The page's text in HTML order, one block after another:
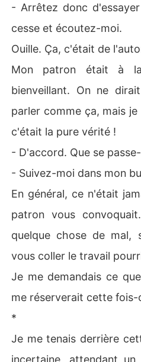
- Arrêtez donc
cesse et écoutez-moi.
Ouille. Ça, c'était de
Mon patron était à
bienveillant. On ne
parler comme ça, mais
c'était la pure vérité !
- D'accord. Que se
- Suivez-moi dans mon
En général, ce n'était
patron vous
quelque chose de mal,
vous coller le travail
Je me demandais ce
me réserverait cette fois-
*
Je me tenais derrière
incertaine, attendant un